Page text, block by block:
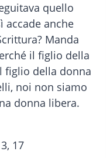
quello
accade anche
Manda
il figlio della
figlio della donna
noi non siamo
donna libera.
17